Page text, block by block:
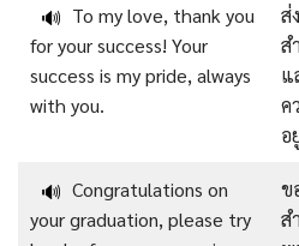
🔊 To my love, thank you
for your success! Your
success is my pride, always
with you.
ส่
ส
แ
ค
อ
🔊 Congratulations on
your graduation, please try
ข
ส